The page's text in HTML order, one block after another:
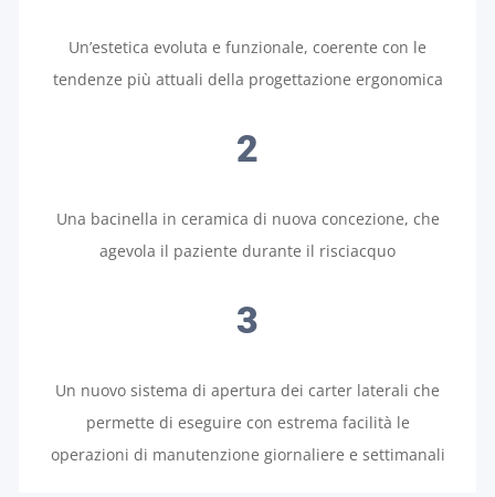
Un’estetica evoluta e funzionale, coerente con le
tendenze più attuali della progettazione ergonomica
2
Una bacinella in ceramica di nuova concezione, che
agevola il paziente durante il risciacquo
3
Un nuovo sistema di apertura dei carter laterali che
permette di eseguire con estrema facilità le
operazioni di manutenzione giornaliere e settimanali